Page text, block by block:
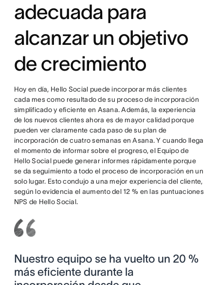
adecuada para
alcanzar un objetivo
de crecimiento
Hoy en día, Hello Social puede incorporar más clientes
cada mes como resultado de su proceso de incorporación
simplificado y eficiente en Asana. Además, la experiencia
de los nuevos clientes ahora es de mayor calidad porque
pueden ver claramente cada paso de su plan de
incorporación de cuatro semanas en Asana. Y cuando llega
el momento de informar sobre el progreso, el Equipo de
Hello Social puede generar informes rápidamente porque
se da seguimiento a todo el proceso de incorporación en un
solo lugar. Esto condujo a una mejor experiencia del cliente,
según lo evidencia el aumento del 12 % en las puntuaciones
NPS de Hello Social.
Nuestro equipo se ha vuelto un 20 %
más eficiente durante la